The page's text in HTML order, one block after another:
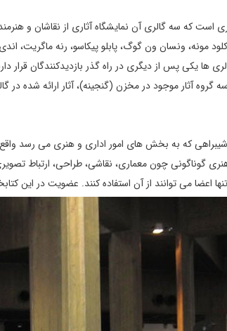
است که سه‌ گالری آن نمایشگاه آثاری از نقاشان و
کلود مونه، ونسان ون گوگ، پابلو پیکاسو، رنه
ها یکی پس از دیگری در راه گذر بازدیدکنندگان قرار
گروه آثار موجود در مخزن (گنجینه)، آثار ارائه شده
گوناگونی چون معماری، نقاشی، طراحی، ارتباط